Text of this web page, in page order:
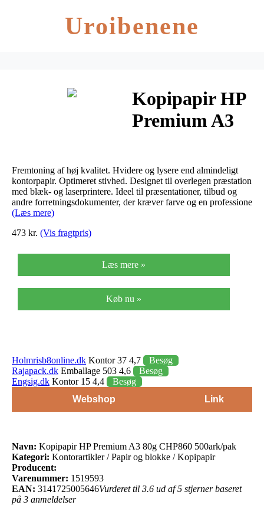
Uroibenene
Kopipapir HP
Premium A3
500ark/pak
Fremtoning af høj kvalitet. Hvidere og lysere end almindeligt
kontorpapir. Optimeret stivhed. Designet til overlegen præstation
med blæk- og laserprintere. Ideel til præsentationer, tilbud og
andre forretningsdokumenter, der kræver farve og en professione
(Læs mere)
473 kr. (Vis fragtpris)
Læs mere »
Køb nu »
Holmrisb8online.dk Kontor 37 4,7
Besøg
Rajapack.dk Emballage 503 4,6
Besøg
Engsig.dk Kontor 15 4,4
Besøg
Webshop
Link
Navn: Kopipapir HP Premium A3 80g CHP860 500ark/pak
Kategori: Kontorartikler / Papir og blokke / Kopipapir
Producent:
Varenummer: 1519593
EAN: 3141725005646Vurderet til 3.6 ud af 5 stjerner baseret
på 3 anmeldelser